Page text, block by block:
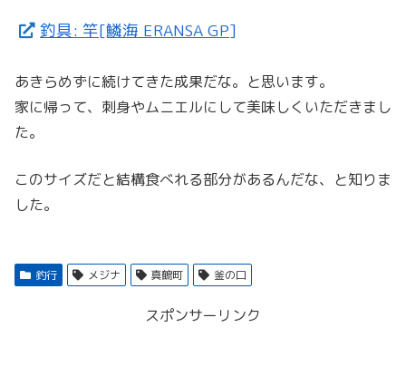
釣具: 竿[鱗海 ERANSA GP]
あきらめずに続けてきた成果だな。と思います。
家に帰って、刺身やムニエルにして美味しくいただきまし
た。
このサイズだと結構食べれる部分があるんだな、と知りま
した。
釣行 メジナ 真鶴町 釜の口
スポンサーリンク